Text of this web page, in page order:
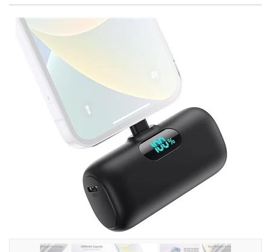
Smartphone
Tablet
Reparationer og RMA
>>BACK-2-SCHOOL<<